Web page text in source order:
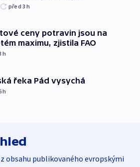
před 3h
ceny potravin jsou na
maximu, zjistila FAO
h
řeka Pád vysychá
h
obsahu publikovaného evropskými